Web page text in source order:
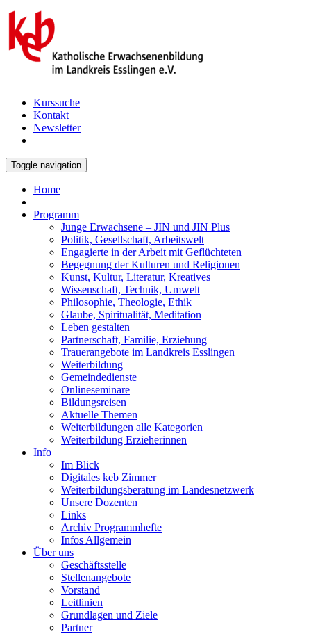
Kurssuche
Kontakt
Newsletter
Toggle navigation
Home
Programm
Junge Erwachsene – JIN und JIN Plus
Politik, Gesellschaft, Arbeitswelt
Engagierte in der Arbeit mit Geflüchteten
Begegnung der Kulturen und Religionen
Kunst, Kultur, Literatur, Kreatives
Wissenschaft, Technik, Umwelt
Philosophie, Theologie, Ethik
Glaube, Spiritualität, Meditation
Leben gestalten
Partnerschaft, Familie, Erziehung
Trauerangebote im Landkreis Esslingen
Weiterbildung
Gemeindedienste
Onlineseminare
Bildungsreisen
Aktuelle Themen
Weiterbildungen alle Kategorien
Weiterbildung Erzieherinnen
Info
Im Blick
Digitales keb Zimmer
Weiterbildungsberatung im Landesnetzwerk
Unsere Dozenten
Links
Archiv Programmhefte
Infos Allgemein
Über uns
Geschäftsstelle
Stellenangebote
Vorstand
Leitlinien
Grundlagen und Ziele
Partner